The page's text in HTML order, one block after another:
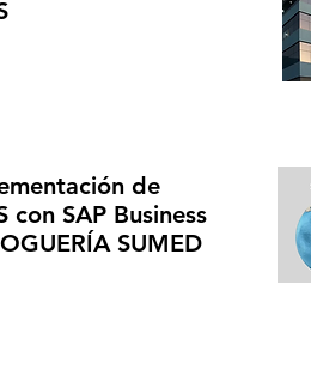
de
con SAP Business
SUMED